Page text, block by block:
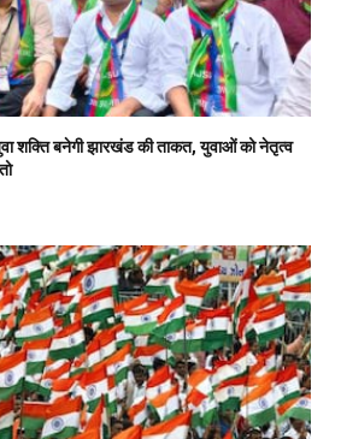
बनेगी झारखंड की ताकत, युवाओं को नेतृत्व